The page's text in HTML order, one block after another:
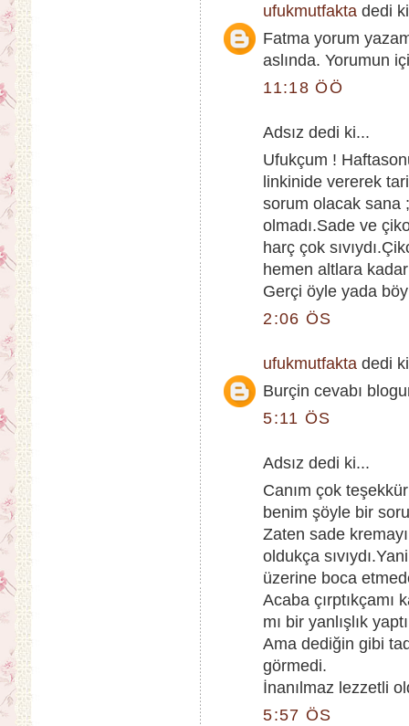
ufukmutfakta dedi
Fatma yorum
aslında. Yorumun
11:18 ÖÖ
Adsız dedi ki...
Ufukçum !
linkinide vererek
sorum olacak sana
olmadı.Sade ve
harç çok
hemen altlara
Gerçi öyle yada
2:06 ÖS
ufukmutfakta dedi
Burçin cevabı
5:11 ÖS
Adsız dedi ki...
Canım çok
benim şöyle bir
Zaten sade
oldukça
üzerine boca
Acaba çırptıkçamı
mı bir yanlışlık
Ama dediğin gibi
görmedi.
İnanılmaz lezzetli
5:57 ÖS